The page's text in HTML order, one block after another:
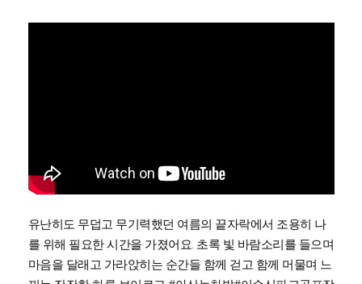
유난히도 무덥고 무기력했던 여름의 끝자락에서 조용히 나
를 위해 필요한 시간을 가졌어요. 초록 빛 바람소리를 들으며
마음을 달래고 가라앉히는 순간들 함께 걷고 함께 머물며 느